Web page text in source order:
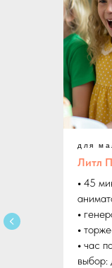
для
Литл
• 45
•
•
• час
выбор: